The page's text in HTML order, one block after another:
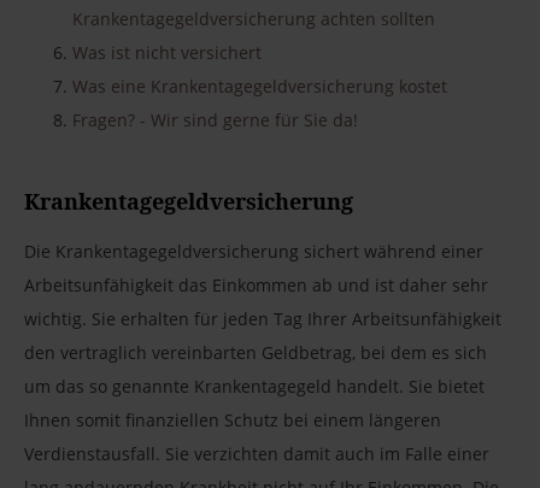
Krankentagegeldversicherung achten sollten
Was ist nicht versichert
Was eine Krankentagegeldversicherung kostet
Fragen? - Wir sind gerne für Sie da!
Krankentagegeldversicherung
Die Krankentagegeldversicherung sichert während einer
Arbeitsunfähigkeit das Einkommen ab und ist daher sehr
wichtig. Sie erhalten für jeden Tag Ihrer Arbeitsunfähigkeit
den vertraglich vereinbarten Geldbetrag, bei dem es sich
um das so genannte Krankentagegeld handelt. Sie bietet
Ihnen somit finanziellen Schutz bei einem längeren
Verdienstausfall. Sie verzichten damit auch im Falle einer